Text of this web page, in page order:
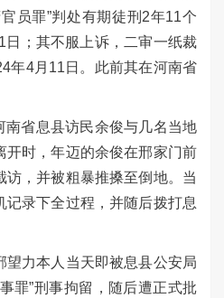
员罪”判处有期徒刑 2年11个
日；其不服上诉，二审一纸裁
年4月 11 日。此前其在河南省
南省息县访民余俊与几名当地
开时，年迈的余俊在邢家门前
访，并被粗暴推搡至倒地。当
记录下全过程，并随后拨打息
望力本人当天即被息县公安局
罪”刑事拘留，随后遭正式批